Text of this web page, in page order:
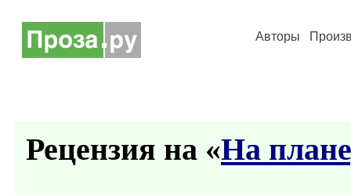
Авторы
Рецензия на «На